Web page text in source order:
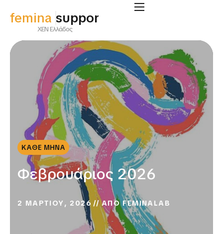
femina supportlab
ΧΕΝ Ελλάδος
ΚΑΘΕ ΜΗΝΑ
Φεβρουάριος 2026
2 ΜΑΡΤΙΟΥ, 2026 ΑΠΟ FEMINALAB